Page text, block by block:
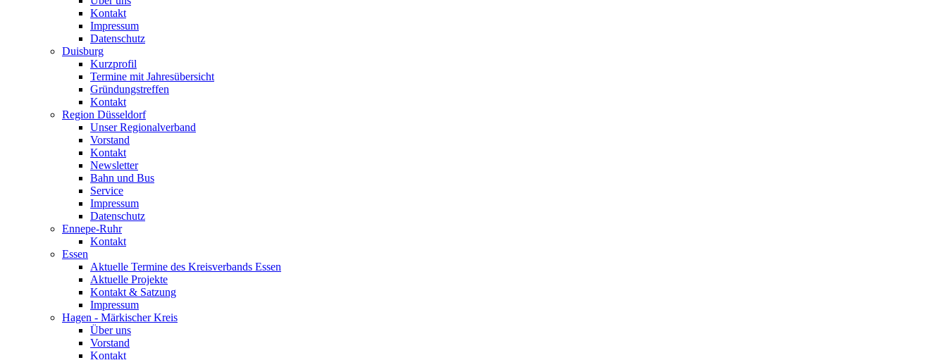
Kontakt
Impressum
Datenschutz
Duisburg
Kurzprofil
Termine mit Jahresübersicht
Gründungstreffen
Kontakt
Region Düsseldorf
Unser Regionalverband
Vorstand
Kontakt
Newsletter
Bahn und Bus
Service
Impressum
Datenschutz
Ennepe-Ruhr
Kontakt
Essen
Aktuelle Termine des Kreisverbands Essen
Aktuelle Projekte
Kontakt & Satzung
Impressum
Hagen - Märkischer Kreis
Über uns
Vorstand
Kontakt